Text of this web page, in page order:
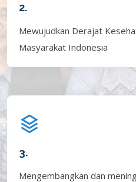
2.
Mewujudkan Derajat
Masyarakat Indonesia
3.
Mengembangkan dan